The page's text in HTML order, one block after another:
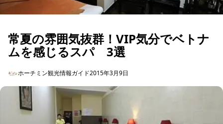
常夏の雰囲気抜群！VIP気分でベトナ
ムを感じるスパ 3選
ホーチミン観光情報ガイド2015年3月9日